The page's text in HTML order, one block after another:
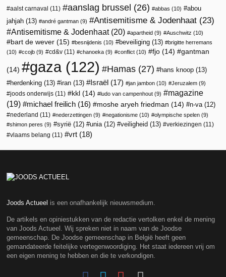
aalst carnaval (11) aanslag brussel (26) abbas (10)
abou
jahjah (13) andré gantman (9) Antisemitisme & Jodenhaat (23)
Antisemitisme & Jodenhaat(20) apartheid (9) Auschwitz (10)
bart de wever (15) besnijdenis (10) beveiliging (13)
brigitte herremans
(10)
ccojb (9) cd&v (11) chanoeka (9) conflict (10) fjo (14) gantman
(14) gaza (122) Hamas (27) hans knoop (13)
herdenking (13) iran (13) Israël (17) jan jambon (10) Jeruzalem (9)
joods onderwijs (11) kkl (14) ludo van campenhout (9)
magazine
(19)
michael freilich (16) moshe aryeh friedman (14) n-va (12)
nederland (11) nederzettingen (9) negationisme (10) olympische spelen (9)
shimon peres (9) syrië (12) unia (12) veiligheid (13) verkiezingen (11)
vlaams belang (11) vrt (18)
Joods Actueel is een onafhankelijk nieuwsmedium.
De artikels en opiniestukken van de redactie vertolken enkel de mening
van Joods Actueel. Wij spreken niet in naam van de Joodse
gemeenschap. De Joodse gemeenschap in België heeft geen
gemandateerde feitelijke vertegenwoordiging. Het staat iedereen vrij om
een eigen mening te hebben en die te verkondigen.